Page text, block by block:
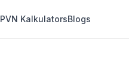
PVN KalkulatorsBlogs